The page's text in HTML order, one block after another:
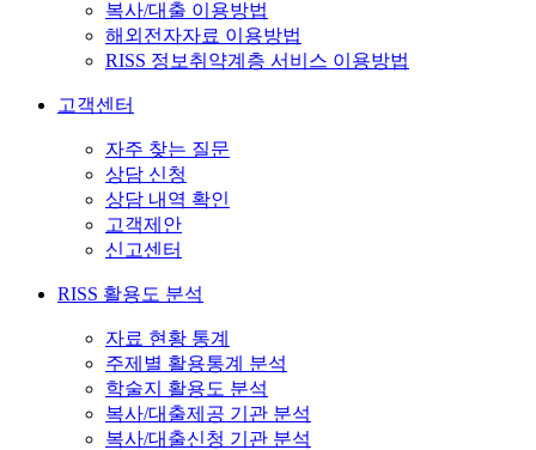
복사/대출 이용방법
해외전자자료 이용방법
RISS 정보취약계층 서비스 이용방법
고객센터
자주 찾는 질문
상담 신청
상담 내역 확인
고객제안
신고센터
RISS 활용도 분석
자료 현황 통계
주제별 활용통계 분석
학술지 활용도 분석
복사/대출제공 기관 분석
복사/대출신청 기관 분석